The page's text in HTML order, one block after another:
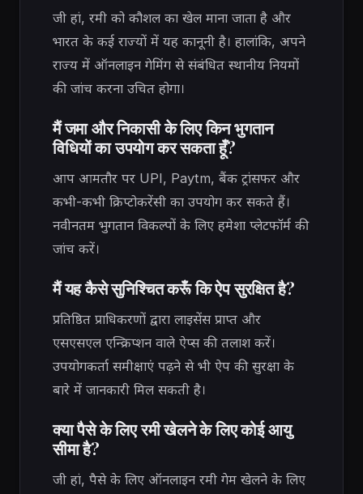
जी हां, रमी को कौशल का खेल माना जाता है और
भारत के कई राज्यों में यह कानूनी है। हालांकि, अपने
राज्य में ऑनलाइन गेमिंग से संबंधित स्थानीय नियमों
की जांच करना उचित होगा।
मैं जमा और निकासी के लिए किन भुगतान
विधियों का उपयोग कर सकता हूँ?
आप आमतौर पर UPI, Paytm, बैंक ट्रांसफर और
कभी-कभी क्रिप्टोकरेंसी का उपयोग कर सकते हैं।
नवीनतम भुगतान विकल्पों के लिए हमेशा प्लेटफॉर्म की
जांच करें।
मैं यह कैसे सुनिश्चित करूँ कि ऐप सुरक्षित है?
प्रतिष्ठित प्राधिकरणों द्वारा लाइसेंस प्राप्त और
एसएसएल एन्क्रिप्शन वाले ऐप्स की तलाश करें।
उपयोगकर्ता समीक्षाएं पढ़ने से भी ऐप की सुरक्षा के
बारे में जानकारी मिल सकती है।
क्या पैसे के लिए रमी खेलने के लिए कोई आयु
सीमा है?
जी हां, पैसे के लिए ऑनलाइन रमी गेम खेलने के लिए